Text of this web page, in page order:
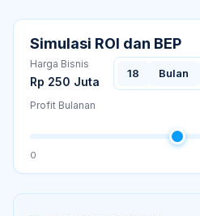
Simulasi ROI dan BEP
Harga Bisnis
Rp 250 Juta
Profit Bulanan
18 Bulan
0